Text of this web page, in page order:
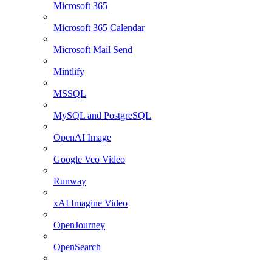
Microsoft 365
Microsoft 365 Calendar
Microsoft Mail Send
Mintlify
MSSQL
MySQL and PostgreSQL
OpenAI Image
Google Veo Video
Runway
xAI Imagine Video
OpenJourney
OpenSearch